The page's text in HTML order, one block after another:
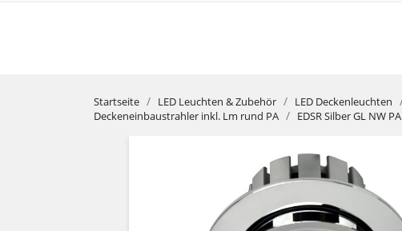
Startseite LED Leuchten & Zubehör LED Deckenleuchten
Deckeneinbaustrahler inkl. Lm rund PA
EDSR Silber GL NW PA